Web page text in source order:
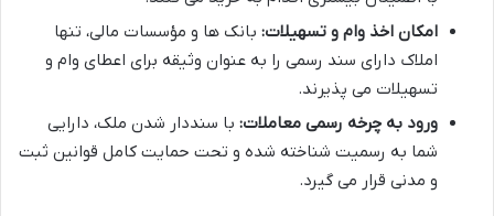
امکان اخذ وام و تسهیلات: بانک ها و مؤسسات مالی، تنها
املاک دارای سند رسمی را به عنوان وثیقه برای اعطای وام و
تسهیلات می پذیرند.
ورود به چرخه رسمی معاملات: با سنددار شدن ملک، دارایی
شما به رسمیت شناخته شده و تحت حمایت کامل قوانین ثبت
و مدنی قرار می گیرد.